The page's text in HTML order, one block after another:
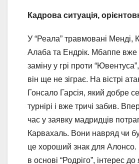
Кадрова ситуація,
У “Реала” травмовані Менді,
Алаба та Ендрік. Мбаппе
заміну у грі проти
він ще не зіграє. На вістрі
Гонсало Гарсія, який добре
турнірі і вже тричі забив.
час у заявку мадридців
Карвахаль. Вони навряд чи
це хороший знак для Алонсо.
в основі “Родріго”, інтерес